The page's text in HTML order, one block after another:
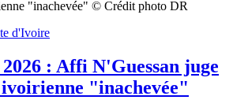
"inachevée" © Crédit photo DR
d'Ivoire
: Affi N'Guessan juge
"inachevée"